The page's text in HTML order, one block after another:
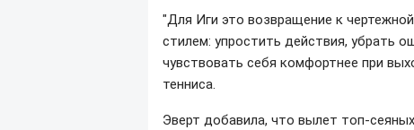
"Для Иги это возвращение к
стилем: упростить действия, убрать
чувствовать себя комфортнее при
тенниса.
Эверт добавила, что вылет топ-